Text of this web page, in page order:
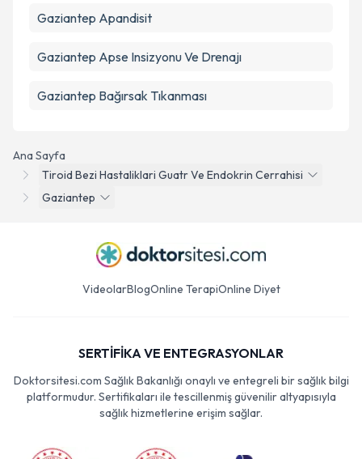
Ana Sayfa
Tiroid Bezi Hastaliklari Guatr Ve Endokrin Cerrahisi
Gaziantep
Gaziantep Apandisit
Gaziantep Apse Insizyonu Ve Drenajı
Gaziantep Bağırsak Tıkanması
VideolarBlogOnline TerapiOnline Diyet
SERTİFİKA VE ENTEGRASYONLAR
Doktorsitesi.com Sağlık Bakanlığı onaylı ve entegreli bir sağlık bilgi
platformudur. Sertifikaları ile tescillenmiş güvenilir altyapısıyla
sağlık hizmetlerine erişim sağlar.